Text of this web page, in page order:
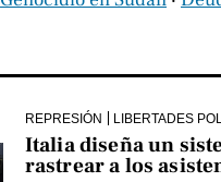
REPRESIÓN LIBERTADES
Italia diseña un
rastrear a los